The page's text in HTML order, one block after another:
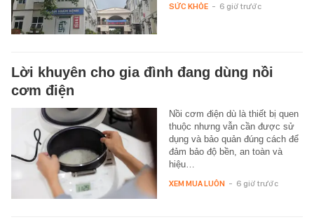
SỨC KHỎE - 6 giờ trước
Lời khuyên cho gia đình đang dùng nồi
cơm điện
Nồi cơm điện dù là thiết bị quen
thuộc nhưng vẫn cần được sử
dụng và bảo quản đúng cách để
đảm bảo độ bền, an toàn và
hiệu…
XEM MUA LUÔN - 6 giờ trước